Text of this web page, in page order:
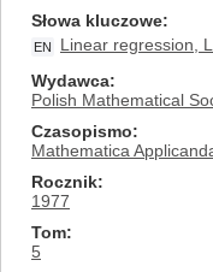
Słowa kluczowe
EN
Linear regression,
Wydawca
Polish Mathematical
Czasopismo
Mathematica
Rocznik
1977
Tom
5